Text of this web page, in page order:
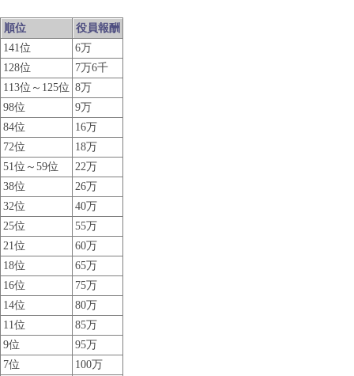
順位
役員報酬
141位
6万
128位
7万6千
113位～125位 8万
98位
9万
84位
16万
72位
18万
51位～59位
22万
38位
26万
32位
40万
25位
55万
21位
60万
18位
65万
16位
75万
14位
80万
11位
85万
9位
95万
7位
100万